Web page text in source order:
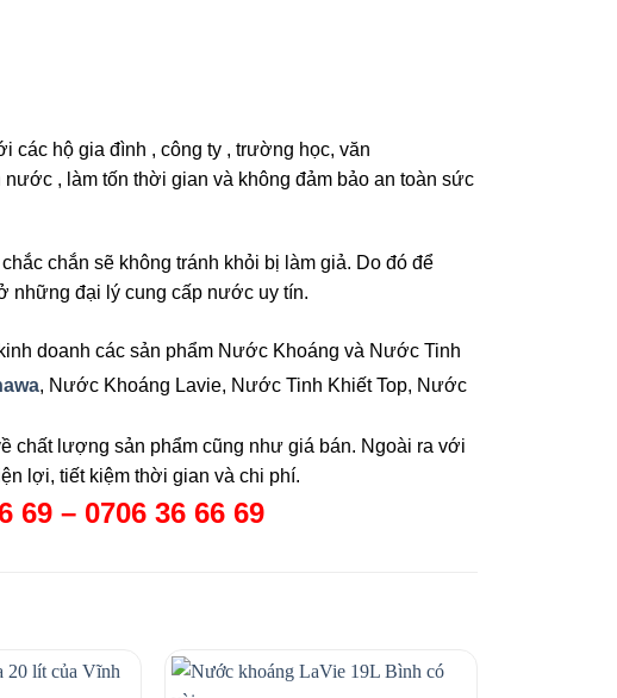
các hộ gia đình , công ty , trường học, văn
, làm tốn thời gian và không đảm bảo an toàn sức
chắn sẽ không tránh khỏi bị làm giả. Do đó để
những đại lý cung cấp nước uy tín.
kinh doanh các sản phẩm Nước Khoáng và Nước Tinh
, Nước Khoáng Lavie, Nước Tinh Khiết Top, Nước
chất lượng sản phẩm cũng như giá bán. Ngoài ra với
lợi, tiết kiệm thời gian và chi phí.
– 0706 36 66 69